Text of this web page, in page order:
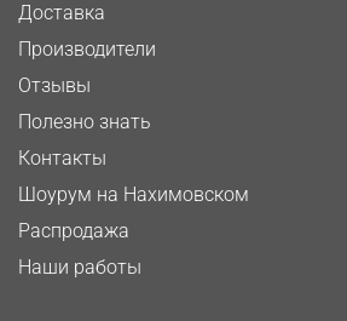
Доставка
Производители
Отзывы
Полезно знать
Контакты
Шоурум на Нахимовском
Распродажа
Наши работы